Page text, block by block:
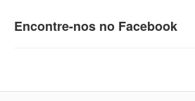
Encontre-nos no Facebook